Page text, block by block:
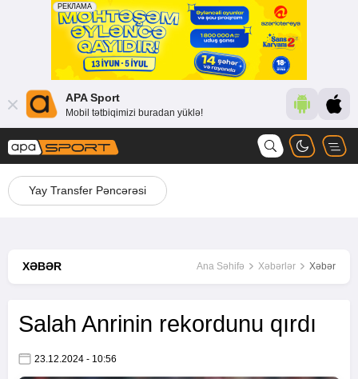
APA Sport
Mobil tətbiqimizi buradan yüklə!
Yay Transfer Pəncərəsi
XƏBƏR Ana Səhifə Xəbərlər Xəbər
Salah Anrinin rekordunu qırdı
23.12.2024 - 10:56